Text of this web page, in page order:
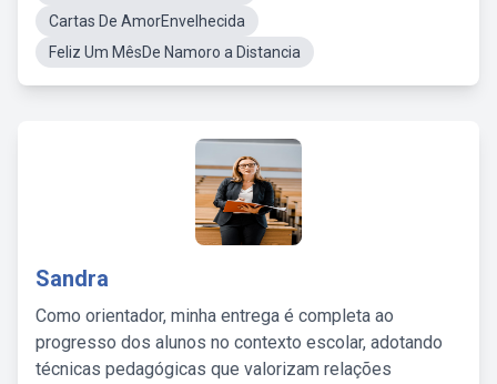
Cartas De AmorEnvelhecida
Feliz Um MêsDe Namoro a Distancia
Sandra
Como orientador, minha entrega é completa ao
progresso dos alunos no contexto escolar, adotando
técnicas pedagógicas que valorizam relações